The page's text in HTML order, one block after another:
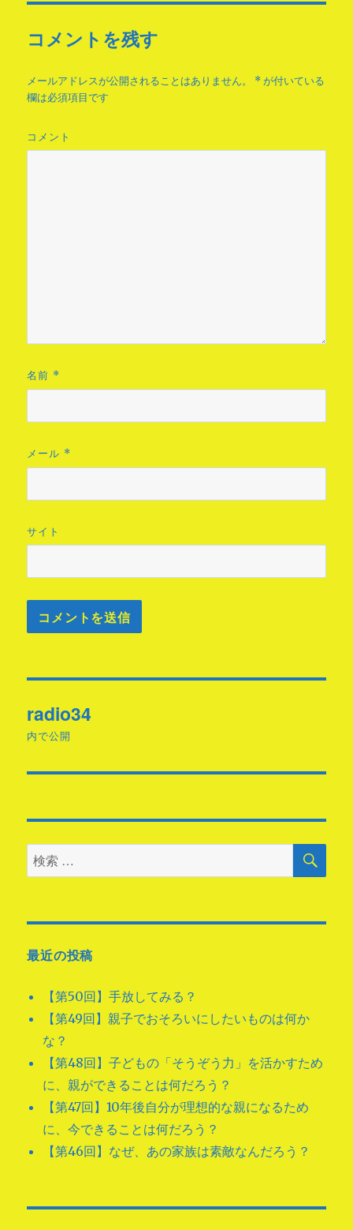
コメントを残す
メールアドレスが公開されることはありません。 *が付いている
欄は必須項目です
コメント
名前 *
メール *
サイト
稿
ゲ
ー
ョ
ン
radio34
内で公開
検
索
象:
検
最近の投稿
【第50回】手放してみる？
【第49回】親子でおそろいにしたいものは何か
な？
【第48回】子どもの「そうぞう力」を活かすため
に、親ができることは何だろう？
【第47回】10年後自分が理想的な親になるため
に、今できることは何だろう？
【第46回】なぜ、あの家族は素敵なんだろう？